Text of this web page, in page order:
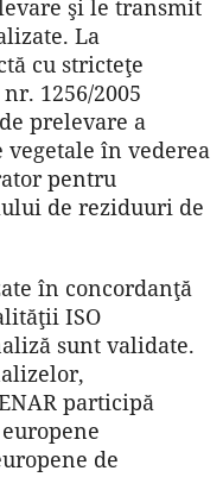
şi le transmit
La
cu stricteţe
1256/2005
prelevare a
în vederea
pentru
de reziduuri de
în concordanţă
ISO
sunt validate.
participă
de